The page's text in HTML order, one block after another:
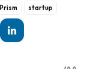
Prism startup